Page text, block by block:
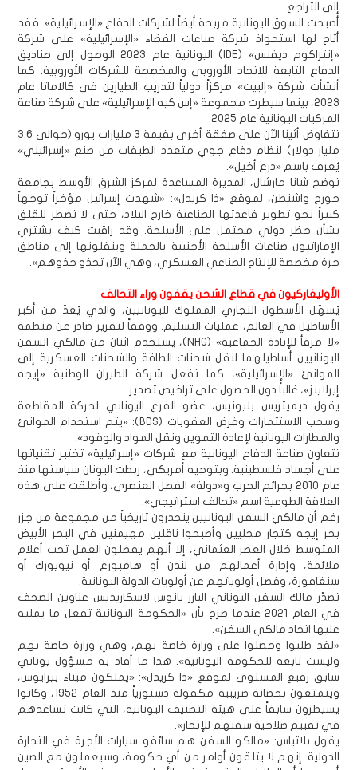
إلى التراجع.
أصبحت السوق اليونانية مربحة أيضاً لشركات الدفاع «الإسرائيلية». فقد
أتاح لها استحواذ شركة صناعات الفضاء «الإسرائيلية» على شركة
«إنتراكوم ديفنس» (IDE) اليونانية عام 2023 الوصول إلى صناديق
الدفاع التابعة للاتحاد الأوروبي والمخصصة للشركات الأوروبية. كما
أنشأت شركة «إلبيت» مركزاً دولياً لتدريب الطيارين في كالاماتا عام
2023، بينما سيطرت مجموعة «إس كيه الإسرائيلية» على شركة صناعة
المركبات اليونانية عام 2025.
تتفاوض أثينا الآن على صفقة أخرى بقيمة 3 مليارات يورو (حوالى 3.6
مليار دولار) لنظام دفاع جوي متعدد الطبقات من صنع «إسرائيلي»
يُعرف باسم «درع أخيل».
توضح شانا مارشال، المديرة المساعدة لمركز الشرق الأوسط بجامعة
جورج واشنطن، لموقع «ذا كريدل»: «شهدت إسرائيل مؤخراً توجهاً
كبيراً نحو تطوير قاعدتها الصناعية خارج البلاد، حتى لا تضطر للقلق
بشأن حظر دولي محتمل على الأسلحة. وقد راقبت كيف يشتري
الإماراتيون صناعات الأسلحة الأجنبية بالجملة وينقلونها إلى مناطق
حرة مخصصة للإنتاج الصناعي العسكري، وهي الآن تحذو حذوهم».
الأوليغاركيون في قطاع الشحن يقفون وراء التحالف
يُسهّل الأسطول التجاري المملوك لليونانيين، والذي يُعدّ من أكبر
الأساطيل في العالم، عمليات التسليم. ووفقاً لتقرير صادر عن منظمة
«لا مرفأ للإبادة الجماعية» (NHG)، يستخدم اثنان من مالكي السفن
اليونانيين أساطيلهما لنقل شحنات الطاقة والشحنات العسكرية إلى
الموانئ «الإسرائيلية»، كما تفعل شركة الطيران الوطنية «إيجه
إيرلاينز»، غالباً دون الحصول على تراخيص تصدير.
يقول ديميتريس بليونيس، عضو الفرع اليوناني لحركة المقاطعة
وسحب الاستثمارات وفرض العقوبات (BDS): «يتم استخدام الموانئ
والمطارات اليونانية لإعادة التموين ونقل المواد والوقود».
تتعاون صناعة الدفاع اليونانية مع شركات «إسرائيلية» تختبر تقنياتها
على أجساد فلسطينية. وبتوجيه أمريكي، ربطت اليونان سياستها منذ
عام 2010 بجرائم الحرب و«دولة» الفصل العنصري، وأطلقت على هذه
العلاقة الطوعية اسم «تحالف استراتيجي».
رغم أن مالكي السفن اليونانيين ينحدرون تاريخياً من مجموعة من جزر
بحر إيجه كتجار محليين وأصبحوا ناقلين مهيمنين في البحر الأبيض
المتوسط خلال العصر العثماني، إلا أنهم يفضلون العمل تحت أعلام
ملائمة، وإدارة أعمالهم من لندن أو هامبورغ أو نيويورك أو
سنغافورة، وفصل أولوياتهم عن أولويات الدولة اليونانية.
تصدّر مالك السفن اليوناني البارز بانوس لاسكاريديس عناوين الصحف
في العام 2021 عندما صرح بأن «الحكومة اليونانية تفعل ما يمليه
عليها اتحاد مالكي السفن».
«لقد طلبوا وحصلوا على وزارة خاصة بهم، وهي وزارة خاصة بهم
وليست تابعة للحكومة اليونانية». هذا ما أفاد به مسؤول يوناني
سابق رفيع المستوى لموقع «ذا كريدل»: «يملكون ميناء بيرايوس،
ويتمتعون بحصانة ضريبية مكفولة دستورياً منذ العام 1952، وكانوا
يسيطرون سابقاً على هيئة التصنيف اليونانية، التي كانت تساعدهم
في تقييم صلاحية سفنهم للإبحار».
يقول بلاتياس: «مالكو السفن هم سائقو سيارات الأجرة في التجارة
الدولية. إنهم لا يتلقون أوامر من أي حكومة، وسيعملون مع الصين